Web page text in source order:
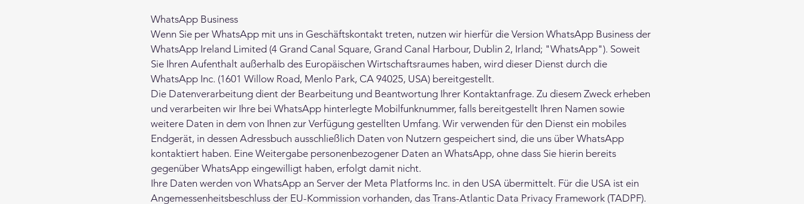
WhatsApp Business
Wenn Sie per WhatsApp mit uns in Geschäftskontakt treten, nutzen wir hierfür die Version WhatsApp Business der
WhatsApp Ireland Limited (4 Grand Canal Square, Grand Canal Harbour, Dublin 2, Irland; "WhatsApp"). Soweit
Sie Ihren Aufenthalt außerhalb des Europäischen Wirtschaftsraumes haben, wird dieser Dienst durch die
WhatsApp Inc. (1601 Willow Road, Menlo Park, CA 94025, USA) bereitgestellt.
Die Datenverarbeitung dient der Bearbeitung und Beantwortung Ihrer Kontaktanfrage. Zu diesem Zweck erheben
und verarbeiten wir Ihre bei WhatsApp hinterlegte Mobilfunknummer, falls bereitgestellt Ihren Namen sowie
weitere Daten in dem von Ihnen zur Verfügung gestellten Umfang. Wir verwenden für den Dienst ein mobiles
Endgerät, in dessen Adressbuch ausschließlich Daten von Nutzern gespeichert sind, die uns über WhatsApp
kontaktiert haben. Eine Weitergabe personenbezogener Daten an WhatsApp, ohne dass Sie hierin bereits
gegenüber WhatsApp eingewilligt haben, erfolgt damit nicht.
Ihre Daten werden von WhatsApp an Server der Meta Platforms Inc. in den USA übermittelt. Für die USA ist ein
Angemessenheitsbeschluss der EU-Kommission vorhanden, das Trans-Atlantic Data Privacy Framework (TADPF).